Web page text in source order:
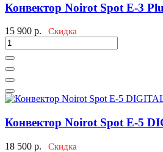
Конвектор Noirot Spot E-3
15 900 р. Скидка
Конвектор Noirot Spot E-5
18 500 р. Скидка